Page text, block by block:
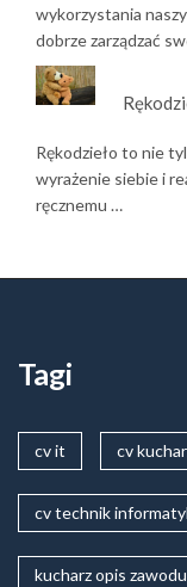
wykorzystania
dobrze zarządzać
Rękodzieło to nie
wyrażenie siebie i
ręcznemu …
Tagi
cv it cv
cv technik
kucharz opis zawodu